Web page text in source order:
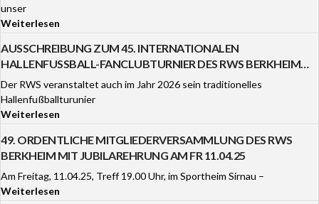
unser
Weiterlesen
AUSSCHREIBUNG ZUM 45. INTERNATIONALEN
HALLENFUSSBALL-FANCLUBTURNIER DES RWS BERKHEIM A
M 3. UND 4. JANUAR 2026
Der RWS veranstaltet auch im Jahr 2026 sein traditionelles
Hallenfußballturunier
Weiterlesen
49. ORDENTLICHE MITGLIEDERVERSAMMLUNG DES RWS
BERKHEIM MIT JUBILAREHRUNG AM FR 11.04.25
Am Freitag, 11.04.25, Treff 19.00 Uhr, im Sportheim Sirnau –
Weiterlesen